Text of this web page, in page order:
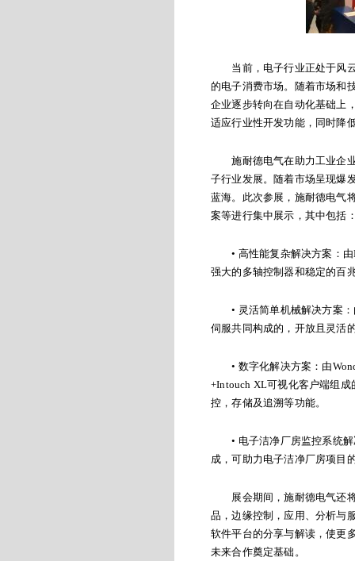
当前，电子行业正处于风云
的电子消费市场。随着市场和
企业逐步转向在自动化基础上
适应行业性开发功能，同时降
施耐德电气在助力工业企业
子行业发展。随着市场呈现爆
蓝海。此次参展，施耐德电气
案等进行集中展示，其中包括
• 高性能复杂解决方案：由
强大的多轴控制器和稳定的百
• 灵活简单机械解决方案：
伺服共同构成的，开放且灵活
• 数字化解决方案：由
+Intouch XL可视化客户端组
控，存储及追溯等功能。
• 电子洁净厂房监控系统解
成，可助力电子洁净厂房项目
展会期间，施耐德电气还将
品，边缘控制，应用、分析与
软件平台的分享与解读，使更
未来合作奠定基础。